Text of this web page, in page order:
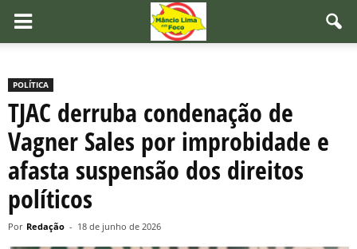
POLÍTICA
TJAC derruba condenação de
Vagner Sales por improbidade e
afasta suspensão dos direitos
políticos
Por Redação - 18 de junho de 2026